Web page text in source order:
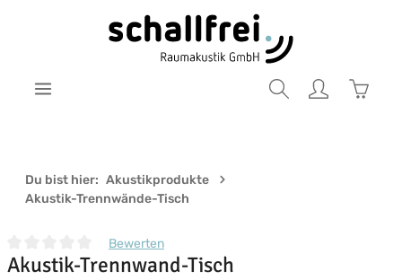
Zum Hauptinhalt springen
Du bist hier: Akustikprodukte
Akustik-Trennwände-Tisch
Durchschnittliche Bewertung von 0 von 5 Sternen
Bewerten
Akustik-Trennwand-Tisch